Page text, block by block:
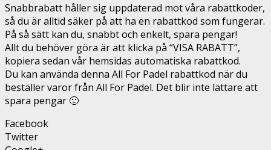
Snabbrabatt håller sig uppdaterad mot våra rabattkoder,
så du är alltid säker på att ha en rabattkod som fungerar.
På så sätt kan du, snabbt och enkelt, spara pengar!
Allt du behöver göra är att klicka på “VISA RABATT”,
kopiera sedan vår hemsidas automatiska rabattkod.
Du kan använda denna All For Padel rabattkod när du
beställer varor från All For Padel. Det blir inte lättare att
spara pengar 🙂
Facebook
Twitter